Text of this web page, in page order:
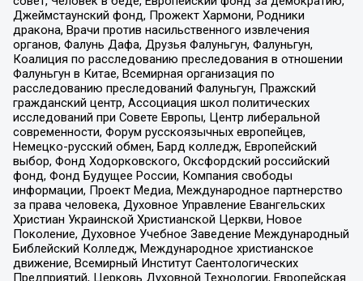
Джеймстаунский фонд, Прожект Хармони, Родники
дракона, Врачи против насильственного извлечения
органов, Фалунь Дафа, Друзья Фалуньгун, Фалуньгун,
Коалиция по расследованию преследования в отношении
Фалуньгун в Китае, Всемирная организация по
расследованию преследований Фалуньгун, Пражский
гражданский центр, Ассоциация школ политических
исследований при Совете Европы, Центр либеральной
современности, Форум русскоязычных европейцев,
Немецко-русский обмен, Бард колледж, Европейский
выбор, Фонд Ходорковского, Оксфордский российский
фонд, Фонд Будущее России, Компания свободы
информации, Проект Медиа, Международное партнерство
за права человека, Духовное Управление Евангельских
Христиан Украинской Христианской Церкви, Новое
Поколение, Духовное Учебное Заведение Международный
Библейский Колледж, Международное христианское
движение, Всемирный Институт Саентологических
Предприятий, Церковь Духовной Технологии, Европейская